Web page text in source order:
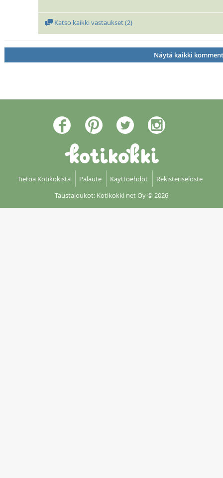
Katso kaikki vastaukset (2)
Näytä kaikki
Tietoa Kotikokista Palaute Käyttöehdot
Rekisteriseloste
Taustajoukot: Kotikokki net Oy© 2026